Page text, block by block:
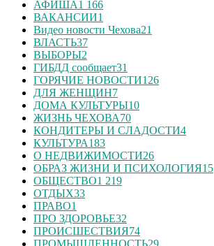
АФИША1 166
ВАКАНСИИ1
Видео новости Чехова21
ВЛАСТЬ37
ВЫБОРЫ2
ГИБДД сообщает31
ГОРЯЧИЕ НОВОСТИ126
ДЛЯ ЖЕНЩИН7
ДОМА КУЛЬТУРЫ10
ЖИЗНЬ ЧЕХОВА70
КОНДИТЕРЫ И СЛАДОСТИ4
КУЛЬТУРА183
О НЕДВИЖИМОСТИ26
ОБРАЗ ЖИЗНИ И ПСИХОЛОГИЯ15
ОБЩЕСТВО1 219
ОТДЫХ33
ПРАВО1
ПРО ЗДОРОВЬЕ32
ПРОИСШЕСТВИЯ74
ПРОМЫШЛЕННОСТЬ29